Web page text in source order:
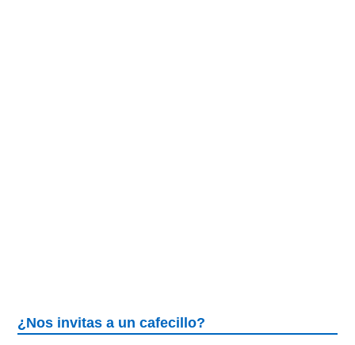
¿Nos invitas a un cafecillo?